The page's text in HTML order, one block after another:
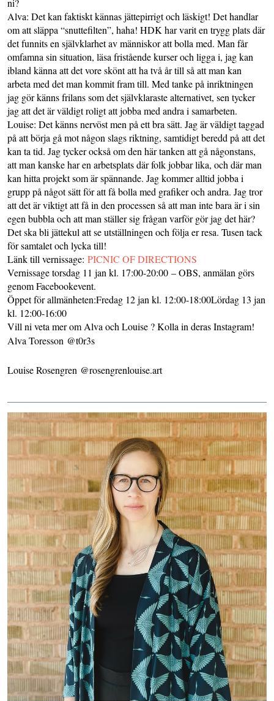
ni?
Alva: Det kan faktiskt kännas jättepirrigt och läskigt! Det handlar
om att släppa “snuttefilten”, haha! HDK har varit en trygg plats där
det funnits en självklarhet av människor att bolla med. Man får
omfamna sin situation, läsa fristående kurser och ligga i, jag kan
ibland känna att det vore skönt att ha två år till så att man kan
arbeta med det man kommit fram till. Med tanke på inriktningen
jag gör känns frilans som det självklaraste alternativet, sen tycker
jag att det är väldigt roligt att jobba med andra i samarbeten.
Louise: Det känns nervöst men på ett bra sätt. Jag är väldigt taggad
på att börja gå mot någon slags riktning, samtidigt beredd på att det
kan ta tid. Jag tycker också om den här tanken att gå någonstans,
att man kanske har en arbetsplats där folk jobbar lika, och där man
kan hitta projekt som är spännande. Jag kommer alltid jobba i
grupp på något sätt för att få bolla med grafiker och andra. Jag tror
att det är viktigt att få in den processen så att man inte bara är i sin
egen bubbla och att man ställer sig frågan varför gör jag det här?
Det ska bli jättekul att se utställningen och följa er resa. Tusen tack
för samtalet och lycka till!
Länk till vernissage: PICNIC OF DIRECTIONS
Vernissage torsdag 11 jan kl. 17:00-20:00 – OBS, anmälan görs
genom Facebookevent.
Öppet för allmänheten:Fredag 12 jan kl. 12:00-18:00Lördag 13 jan
kl. 12:00-16:00
Vill ni veta mer om Alva och Louise ? Kolla in deras Instagram!
Alva Toresson @t0r3s
Louise Rosengren @rosengrenlouise.art